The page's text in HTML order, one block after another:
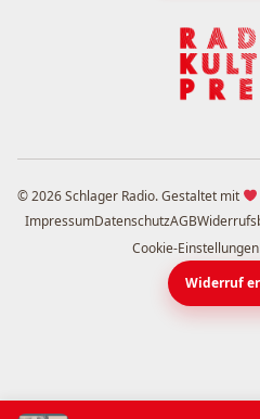
© 2026 Schlager Radio. Gestaltet mit
ImpressumDatenschutzAGB
Cookie-Einstellungen
Widerruf